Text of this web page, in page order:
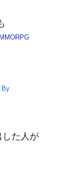
MMORPG
By
した人が